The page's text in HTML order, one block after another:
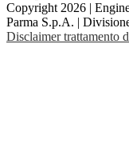
Copyright 2026 |
Parma S.p.A. |
Disclaimer trattamento